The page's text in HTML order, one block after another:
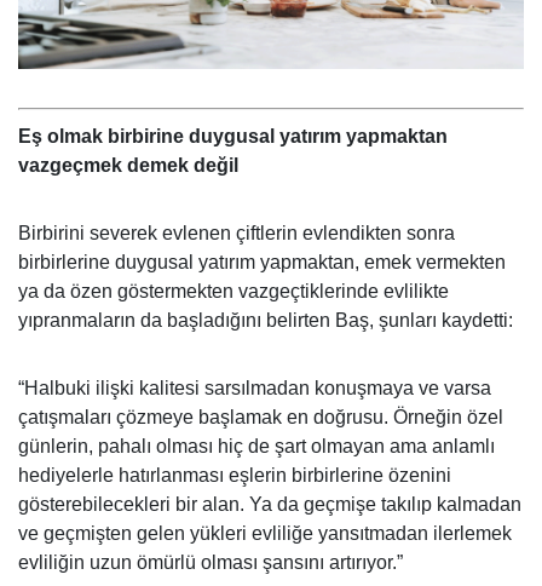
Eş olmak birbirine duygusal yatırım yapmaktan
vazgeçmek demek değil
Birbirini severek evlenen çiftlerin evlendikten sonra
birbirlerine duygusal yatırım yapmaktan, emek vermekten
ya da özen göstermekten vazgeçtiklerinde evlilikte
yıpranmaların da başladığını belirten Baş, şunları kaydetti:
“Halbuki ilişki kalitesi sarsılmadan konuşmaya ve varsa
çatışmaları çözmeye başlamak en doğrusu. Örneğin özel
günlerin, pahalı olması hiç de şart olmayan ama anlamlı
hediyelerle hatırlanması eşlerin birbirlerine özenini
gösterebilecekleri bir alan. Ya da geçmişe takılıp kalmadan
ve geçmişten gelen yükleri evliliğe yansıtmadan ilerlemek
evliliğin uzun ömürlü olması şansını artırıyor.”